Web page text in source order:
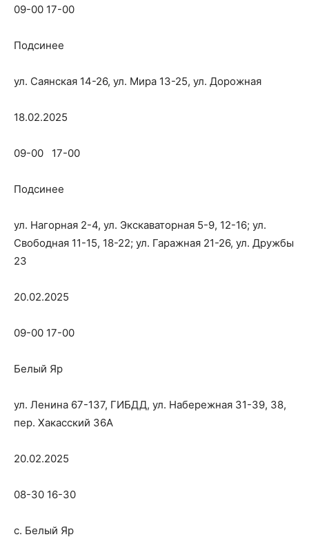
09-00 17-00
Подсинее
ул. Саянская 14-26, ул. Мира 13-25, ул. Дорожная
18.02.2025
09-00 17-00
Подсинее
ул. Нагорная 2-4, ул. Экскаваторная 5-9, 12-16; ул.
Свободная 11-15, 18-22; ул. Гаражная 21-26, ул. Дружбы
23
20.02.2025
09-00 17-00
Белый Яр
ул. Ленина 67-137, ГИБДД, ул. Набережная 31-39, 38,
пер. Хакасский 36А
20.02.2025
08-30 16-30
с. Белый Яр